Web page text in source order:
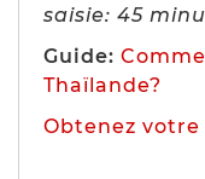
saisie: 45
Guide:
Thaïlande?
Obtenez votre